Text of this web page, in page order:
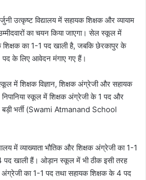
उत्कृष्ट विद्यालय में सहायक शिक्षक और व्यायाम
का चयन किया जाएगा। सेल स्कूल में
का 1-1 पद खाली है, जबकि छेरकापुर के
के लिए आवेदन मंगाए गए हैं।
में शिक्षक विज्ञान, शिक्षक अंग्रेजी और सहायक
निपानिया स्कूल में शिक्षक अंग्रेजी के 1 पद और
बड़ी भर्ती (Swami Atmanand School
में व्याख्याता भौतिक और शिक्षक अंग्रेजी का 1-1
पद खाली हैं। ओड़ान स्कूल में भी ठीक इसी तरह
अंग्रेजी का 1-1 पद तथा सहायक शिक्षक के 4 पद